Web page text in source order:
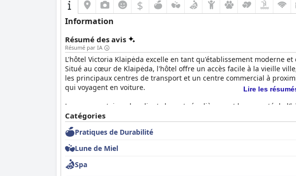
$
Information
Résumé des avis
Résumé par IA
L'hôtel Victoria Klaipėda excelle en tant qu'établissement moderne
Situé au cœur de Klaipėda, l'hôtel offre un accès facile à la vieille
les principaux centres de transport et un centre commercial à
qui voyagent en voiture.
Les commentaires des clients louent régulièrement la propreté de
propriété récemment rénovée allie un design élégant et une
également d'équipements modernes exceptionnels, notamment un
relaxante et revitalisante.
Le petit-déjeuner à l'hôtel Victoria Klaipėda reçoit des critiques
alimentaires avec des options fraîches et savoureuses.
une cuisine et des boissons délicieuses et bien préparées,
Lire les
Catégories
Pratiques de Durabilité
Lune de Miel
Spa